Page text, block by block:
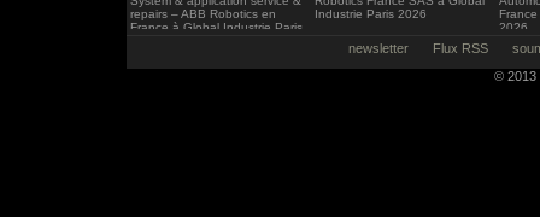
repairs – ABB Robotics en
France à Global Industrie Paris
Industrie Paris 2026
2026
newsletter Flux RSS
© 2013